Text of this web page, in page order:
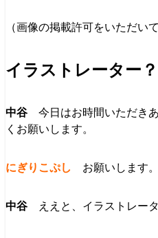
（画像の掲載許可をいただい
イラストレーター？
今日はお時間いただき
くお願いします。
お願いします。
ええと、イラストレー